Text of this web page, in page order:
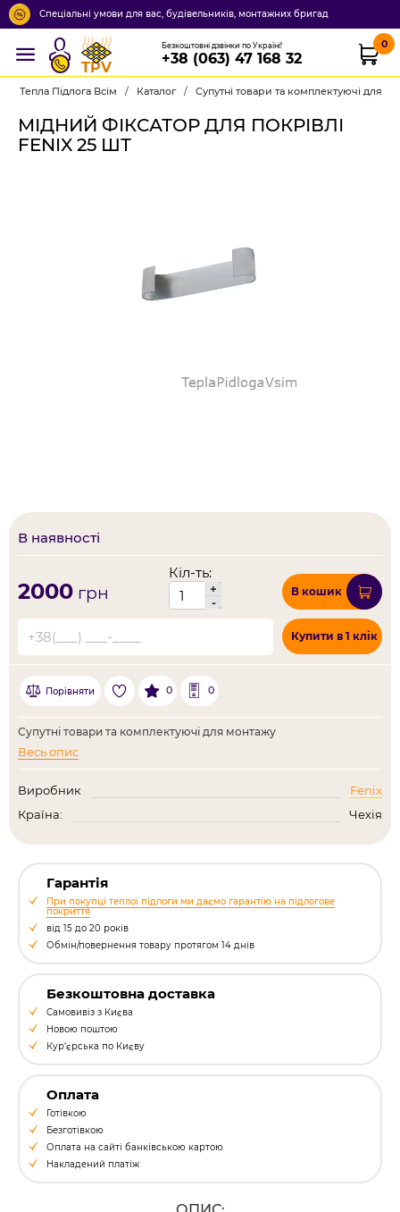
Спеціальні умови для вас, будівельників, монтажних бригад
TPV
Безкоштовні дзвінки по Україні!
+38 (063) 47 168 32
0
Тепла Підлога Всім / Каталог / Супутні товари та комплектуючі для
МІДНИЙ ФІКСАТОР ДЛЯ ПОКРІВЛІ
FENIX 25 ШТ
В наявності
2000 грн
Кіл-ть:
+
-
В кошик
Купити в 1 клік
Порівняти 0 0
Супутні товари та комплектуючі для монтажу
Весь опис
Виробник
Fenix
Країна:
Чехія
Гарантія
При покупці теплої підлоги ми даємо гарантію на підлогове
покриття
від 15 до 20 років
Обмін/повернення товару протягом 14 днів
Безкоштовна доставка
Самовивіз з Києва
Новою поштою
Кур'єрська по Києву
Оплата
Готівкою
Безготівкою
Оплата на сайті банківською картою
Накладений платіж